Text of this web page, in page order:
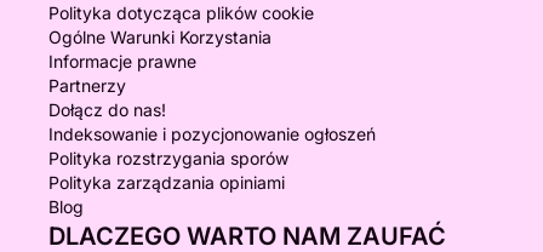
Polityka dotycząca plików cookie
Ogólne Warunki Korzystania
Informacje prawne
Partnerzy
Dołącz do nas!
Indeksowanie i pozycjonowanie ogłoszeń
Polityka rozstrzygania sporów
Polityka zarządzania opiniami
Blog
DLACZEGO WARTO NAM ZAUFAĆ